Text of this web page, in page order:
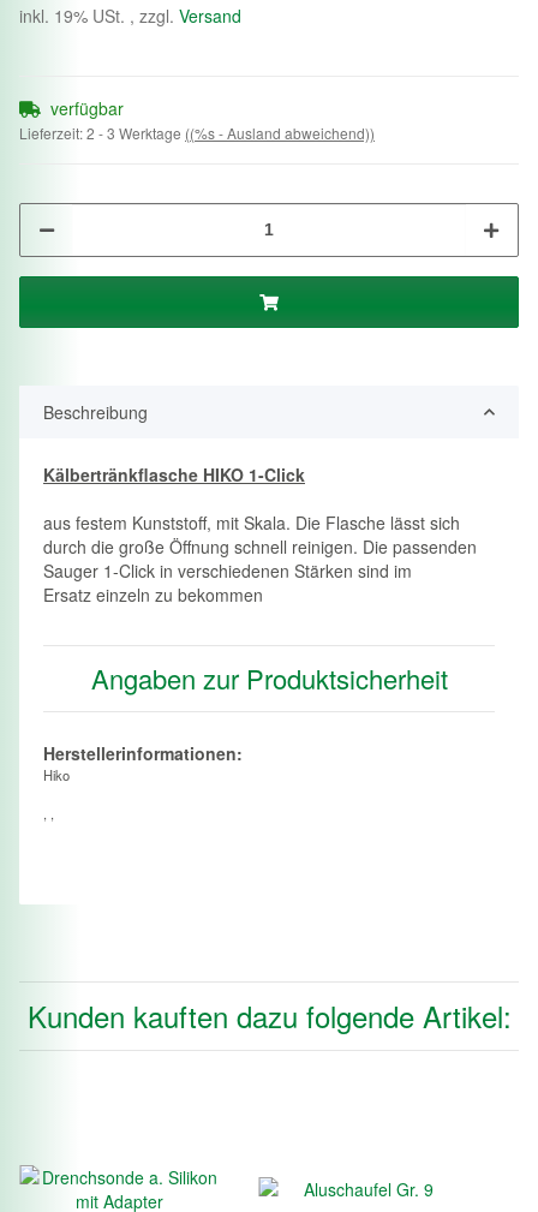
inkl. 19% USt. , zzgl. Versand
verfügbar
Lieferzeit:2 - 3 Werktage ((%s - Ausland abweichend))
Beschreibung
Kälbertränkflasche HIKO 1-Click
aus festem Kunststoff, mit Skala. Die Flasche lässt sich
durch die große Öffnung schnell reinigen. Die passenden
Sauger 1-Click in verschiedenen Stärken sind im
Ersatz einzeln zu bekommen
Angaben zur Produktsicherheit
Herstellerinformationen:
Hiko
, ,
Kunden kauften dazu folgende Artikel: